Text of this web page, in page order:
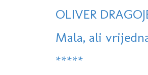
OLIVER
Mala, ali
*****